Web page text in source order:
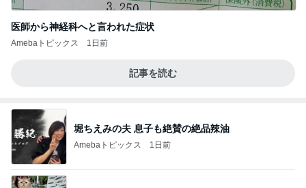
医師から神経科へと言われた症状
Amebaトピックス 1日前
記事を読む
堀ちえみの夫 息子も絶賛の絶品辣油
Amebaトピックス 1日前